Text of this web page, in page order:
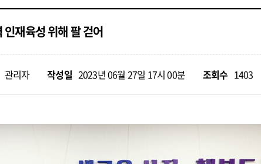
재육성 위해 팔 걷어
관리자 작성일 2023년 06월 27일 17시 00분 조회수 1403